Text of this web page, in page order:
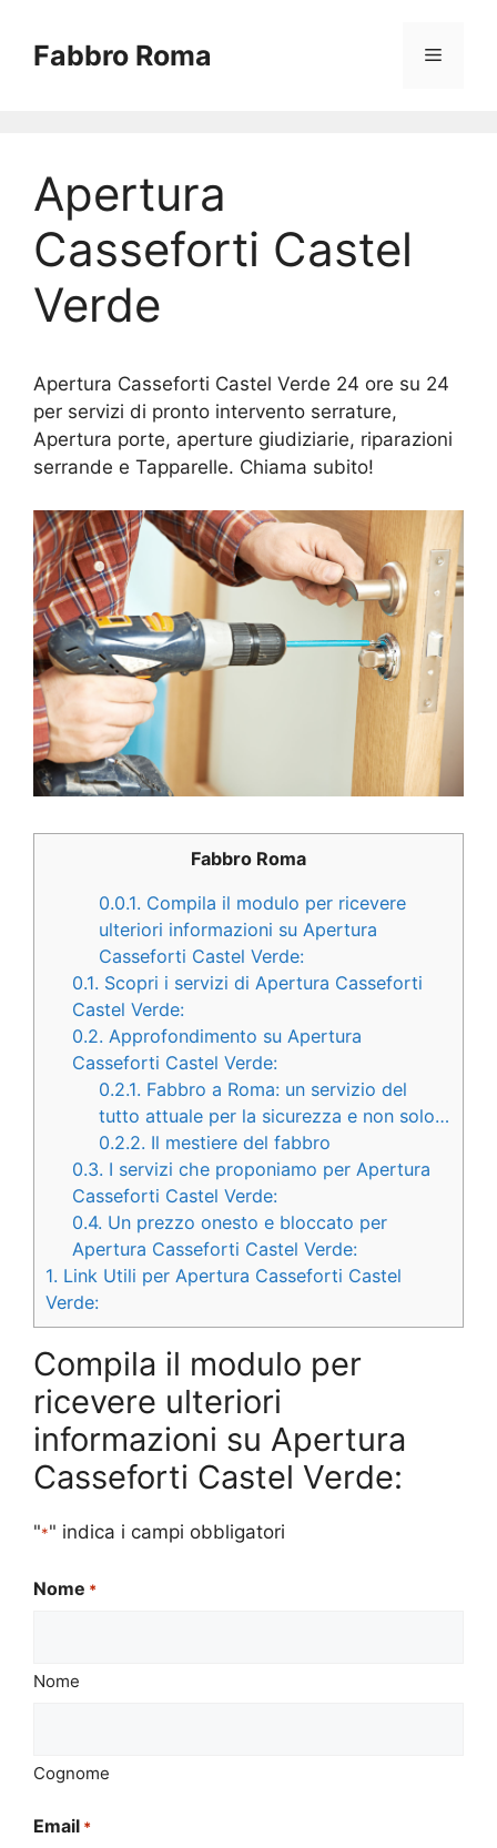
contenuto
Fabbro Roma Menu
Apertura
Casseforti Castel
Verde
Apertura Casseforti Castel Verde 24 ore su 24
per servizi di pronto intervento serrature,
Apertura porte, aperture giudiziarie, riparazioni
serrande e Tapparelle. Chiama subito!
Fabbro Roma
0.0.1. Compila il modulo per ricevere
ulteriori informazioni su Apertura
Casseforti Castel Verde:
0.1. Scopri i servizi di Apertura Casseforti
Castel Verde:
0.2. Approfondimento su Apertura
Casseforti Castel Verde:
0.2.1. Fabbro a Roma: un servizio del
tutto attuale per la sicurezza e non solo…
0.2.2. Il mestiere del fabbro
0.3. I servizi che proponiamo per Apertura
Casseforti Castel Verde:
0.4. Un prezzo onesto e bloccato per
Apertura Casseforti Castel Verde:
1. Link Utili per Apertura Casseforti Castel
Verde:
Compila il modulo per
ricevere ulteriori
informazioni su Apertura
Casseforti Castel Verde:
"*" indica i campi obbligatori
Nome *
Nome
Cognome
Email *